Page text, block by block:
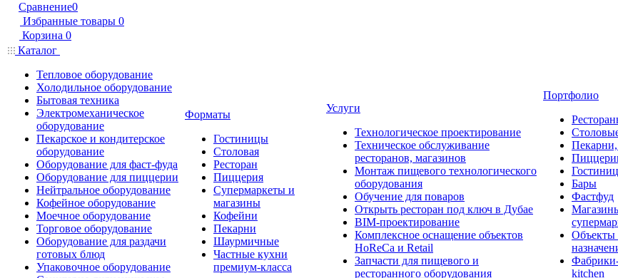
Сравнение0
Избранные товары 0
Корзина 0
Каталог
Тепловое оборудование
Холодильное оборудование
Бытовая техника
Электромеханическое
оборудование
Пекарское и кондитерское
оборудование
Оборудование для фаст-фуда
Оборудование для пиццерии
Нейтральное оборудование
Кофейное оборудование
Моечное оборудование
Торговое оборудование
Оборудование для раздачи
готовых блюд
Упаковочное оборудование
Форматы
Гостиницы
Столовая
Ресторан
Пиццерия
Супермаркеты и
магазины
Кофейни
Пекарни
Шаурмичные
Частные кухни
премиум-класса
Услуги
Технологическое проектирование
Техническое обслуживание
ресторанов, магазинов
Монтаж пищевого технологического
оборудования
Обучение для поваров
Открыть ресторан под ключ в Дубае
BIM-проектирование
Комплексное оснащение объектов
HoReCa и Retail
Запчасти для пищевого и
ресторанного оборудования
Портфолио
Пекарни,
Бары
Фастфуд
Объекты
kitchen